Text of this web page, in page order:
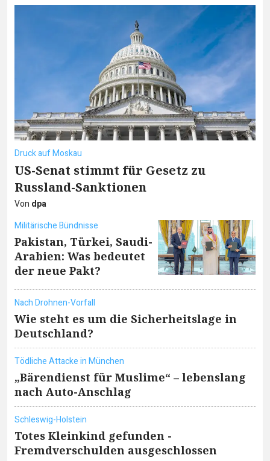
Druck auf Moskau
US-Senat stimmt für Gesetz zu
Russland-Sanktionen
Von dpa
Militärische Bündnisse
Pakistan, Türkei, Saudi-
Arabien: Was bedeutet
der neue Pakt?
Nach Drohnen-Vorfall
Wie steht es um die Sicherheitslage in
Deutschland?
Tödliche Attacke in München
„Bärendienst für Muslime“ – lebenslang
nach Auto-Anschlag
Schleswig-Holstein
Totes Kleinkind gefunden -
Fremdverschulden ausgeschlossen